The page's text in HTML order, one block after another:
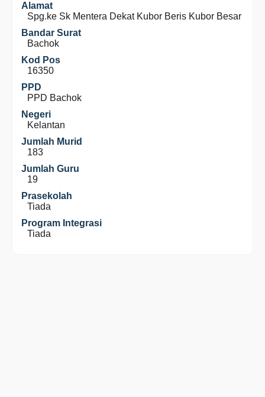
Alamat
Spg.ke Sk Mentera Dekat Kubor Beris Kubor Besar
Bandar Surat
Bachok
Kod Pos
16350
PPD
PPD Bachok
Negeri
Kelantan
Jumlah Murid
183
Jumlah Guru
19
Prasekolah
Tiada
Program Integrasi
Tiada